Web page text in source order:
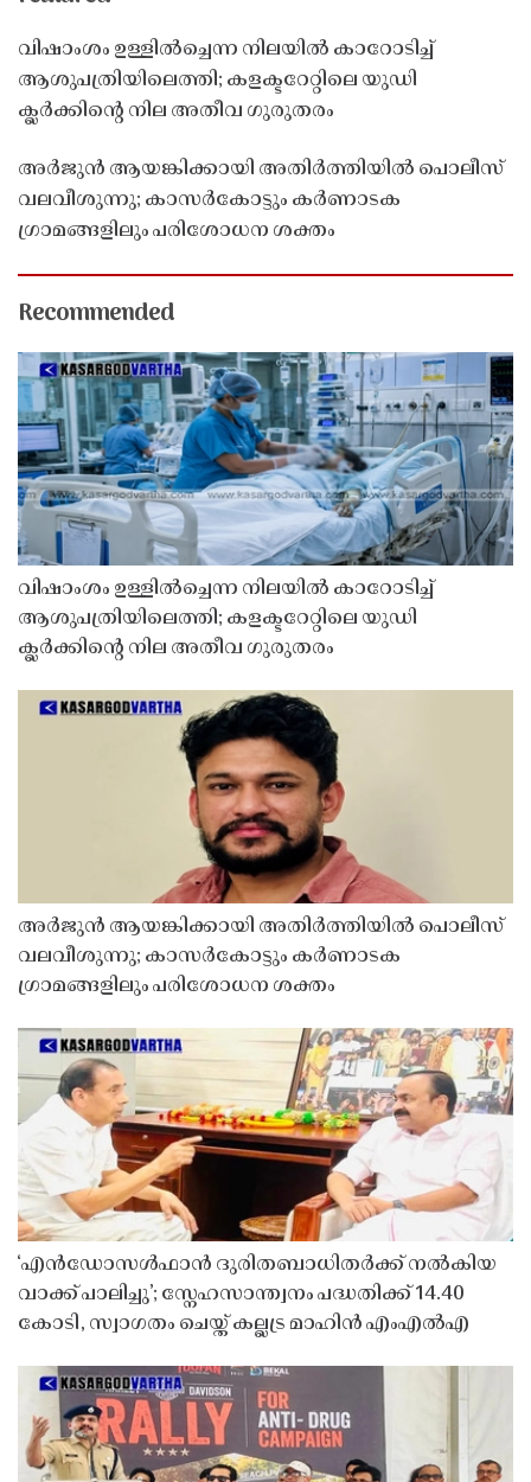
വിഷാംശം ഉള്ളിൽച്ചെന്ന നിലയിൽ കാറോടിച്ച്
ആശുപത്രിയിലെത്തി; കളക്ടറേറ്റിലെ യുഡി
ക്ലർക്കിൻ്റെ നില അതീവ ഗുരുതരം
അർജുൻ ആയങ്കിക്കായി അതിർത്തിയിൽ പൊലീസ്
വലവീശുന്നു; കാസർകോട്ടും കർണാടക
ഗ്രാമങ്ങളിലും പരിശോധന ശക്തം
Recommended
വിഷാംശം ഉള്ളിൽച്ചെന്ന നിലയിൽ കാറോടിച്ച്
ആശുപത്രിയിലെത്തി; കളക്ടറേറ്റിലെ യുഡി
ക്ലർക്കിൻ്റെ നില അതീവ ഗുരുതരം
അർജുൻ ആയങ്കിക്കായി അതിർത്തിയിൽ പൊലീസ്
വലവീശുന്നു; കാസർകോട്ടും കർണാടക
ഗ്രാമങ്ങളിലും പരിശോധന ശക്തം
‘എൻഡോസൾഫാൻ ദുരിതബാധിതർക്ക് നൽകിയ
വാക്ക് പാലിച്ചു’; സ്നേഹസാന്ത്വനം പദ്ധതിക്ക് 14.40
കോടി, സ്വാഗതം ചെയ്ത് കല്ലട്ര മാഹിൻ എംഎൽഎ